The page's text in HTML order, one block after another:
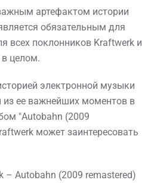
артефактом истории
обязательным для
всех поклонников Kraftwerk и
целом.
электронной музыки
из ее важнейших моментов в
"Autobahn (2009
может заинтересовать
– Autobahn (2009 remastered)